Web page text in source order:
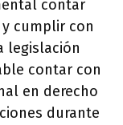
contar
cumplir con
legislación
contar con
en derecho
durante